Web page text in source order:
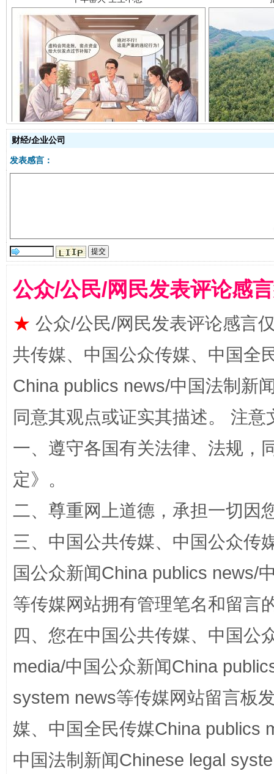
揭开“小金库”的免责幌子
受贿1.44亿！段成刚被判无期
全民健身五年计划来了！等你上场
阿坝州三大球赛在茂县开幕 规模
国家大学科技园优化重塑工作
财经/企业公司
发表感言：
公众/公民/网民发表评论感
★ 公众/公民/网民发表评论感言
共传媒、中国公众传媒、中国全
China publics news/中国法制新
同意其观点或证实其描述。 注
一、遵守各国有关法律、法规，
定》。
二、尊重网上道德，承担一切因
三、中国公共传媒、中国公众传
国公众新闻China publics news/
等传媒网站拥有管理笔名和留言
四、您在中国公共传媒、中国公
media/中国公众新闻China
system news等传媒网站留言板
媒、中国全民传媒China publics
中国法制新闻Chinese legal